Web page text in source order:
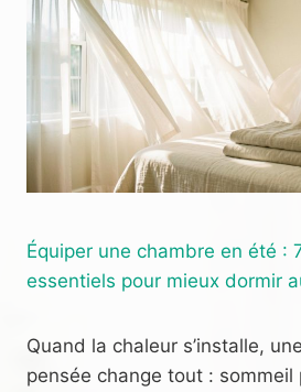
Équiper une chambre en été :
essentiels pour mieux dormir
Quand la chaleur s’installe,
pensée change tout : sommeil